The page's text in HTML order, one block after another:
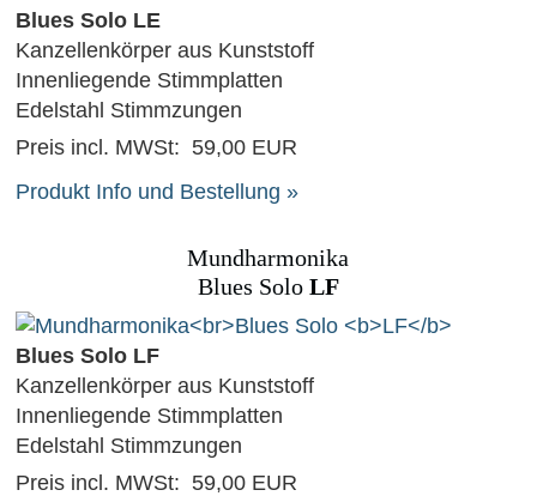
Blues Solo LE
Kanzellenkörper aus Kunststoff
Innenliegende Stimmplatten
Edelstahl Stimmzungen
Preis incl. MWSt: 59,00 EUR
Produkt Info und Bestellung »
Mundharmonika
Blues Solo LF
Blues Solo LF
Kanzellenkörper aus Kunststoff
Innenliegende Stimmplatten
Edelstahl Stimmzungen
Preis incl. MWSt: 59,00 EUR